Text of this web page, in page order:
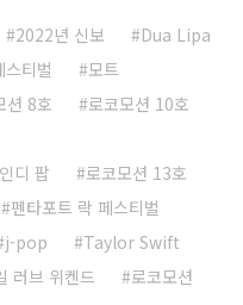
2022년 신보
Dua Lipa
스티벌
모트
션 8호
로코모션 10호
인디 팝
로코모션 13호
펜타포트 락 페스티벌
j-pop
Taylor Swift
러브 위켄드
로코모션